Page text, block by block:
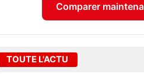
Comparer
TOUTE L'ACTU